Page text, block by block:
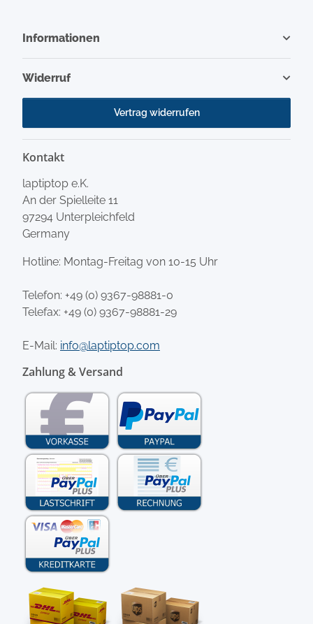
Informationen
Widerruf
Vertrag widerrufen
Kontakt
laptiptop e.K.
An der Spielleite 11
97294 Unterpleichfeld
Germany
Hotline: Montag-Freitag von 10-15 Uhr
Telefon: +49 (0) 9367-98881-0
Telefax: +49 (0) 9367-98881-29
E-Mail: info@laptiptop.com
Zahlung & Versand